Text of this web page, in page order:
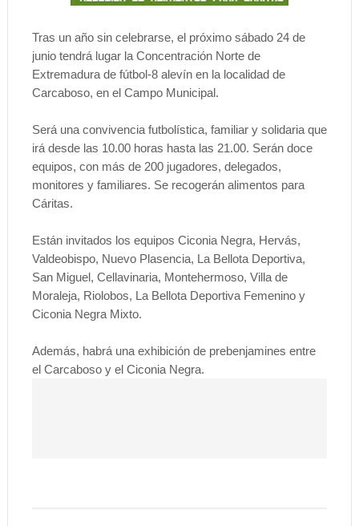
Tras un año sin celebrarse, el próximo sábado 24 de
junio tendrá lugar la Concentración Norte de
Extremadura de fútbol-8 alevín en la localidad de
Carcaboso, en el Campo Municipal.
Será una convivencia futbolística, familiar y solidaria que
irá desde las 10.00 horas hasta las 21.00. Serán doce
equipos, con más de 200 jugadores, delegados,
monitores y familiares. Se recogerán alimentos para
Cáritas.
Están invitados los equipos Ciconia Negra, Hervás,
Valdeobispo, Nuevo Plasencia, La Bellota Deportiva,
San Miguel, Cellavinaria, Montehermoso, Villa de
Moraleja, Riolobos, La Bellota Deportiva Femenino y
Ciconia Negra Mixto.
Además, habrá una exhibición de prebenjamines entre
el Carcaboso y el Ciconia Negra.